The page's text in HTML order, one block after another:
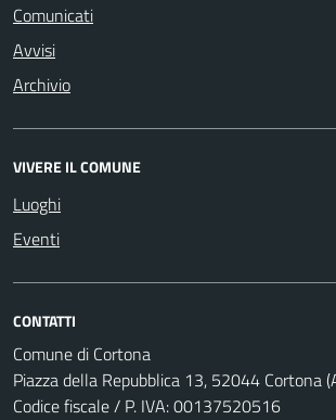
Comunicati
Avvisi
Archivio
VIVERE IL COMUNE
Luoghi
Eventi
CONTATTI
Comune di Cortona
Piazza della Repubblica 13, 52044 Cortona
Codice fiscale / P. IVA: 00137520516